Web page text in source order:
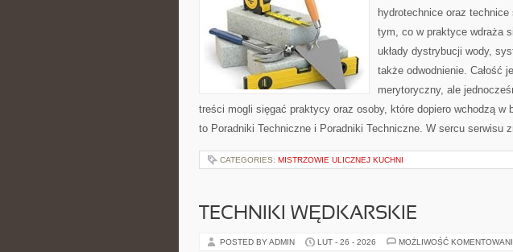
hydrotechnice oraz
tym, co w praktyce wdraża
układy dystrybucji wody,
także odwodnienie. Całość
merytoryczny, ale
treści mogli sięgać praktycy oraz osoby, które dopiero wchodzą w
to Poradniki Techniczne i Poradniki Techniczne. W sercu serwisu
CATEGORIES: MISTRZOWIE ULICZNEJ KUCHNI
TECHNIKI WĘDKARSKIE
POSTED BY ADMIN LUT - 26 - 2026 MOŻLIWOŚĆ